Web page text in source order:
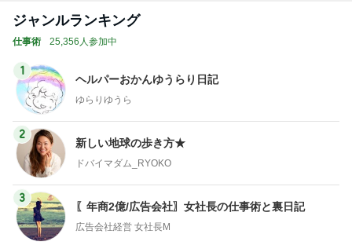
ジャンルランキング
仕事術 25,356人参加中
1
ヘルパーおかんゆうらり日記
ゆらりゆうら
2
新しい地球の歩き方★
ドバイマダム_RYOKO
3
〖年商2億/広告会社〗女社長の仕事術と裏日記
広告会社経営 女社長M